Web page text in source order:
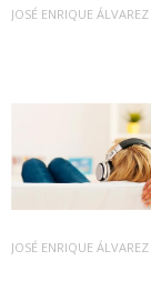
JOSÉ ENRIQUE ÁLVAREZ
JOSÉ ENRIQUE ÁLVAREZ